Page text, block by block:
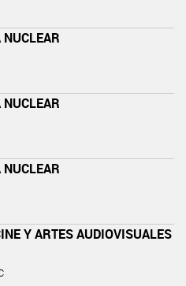
Y ARTES AUDIOVISUALES